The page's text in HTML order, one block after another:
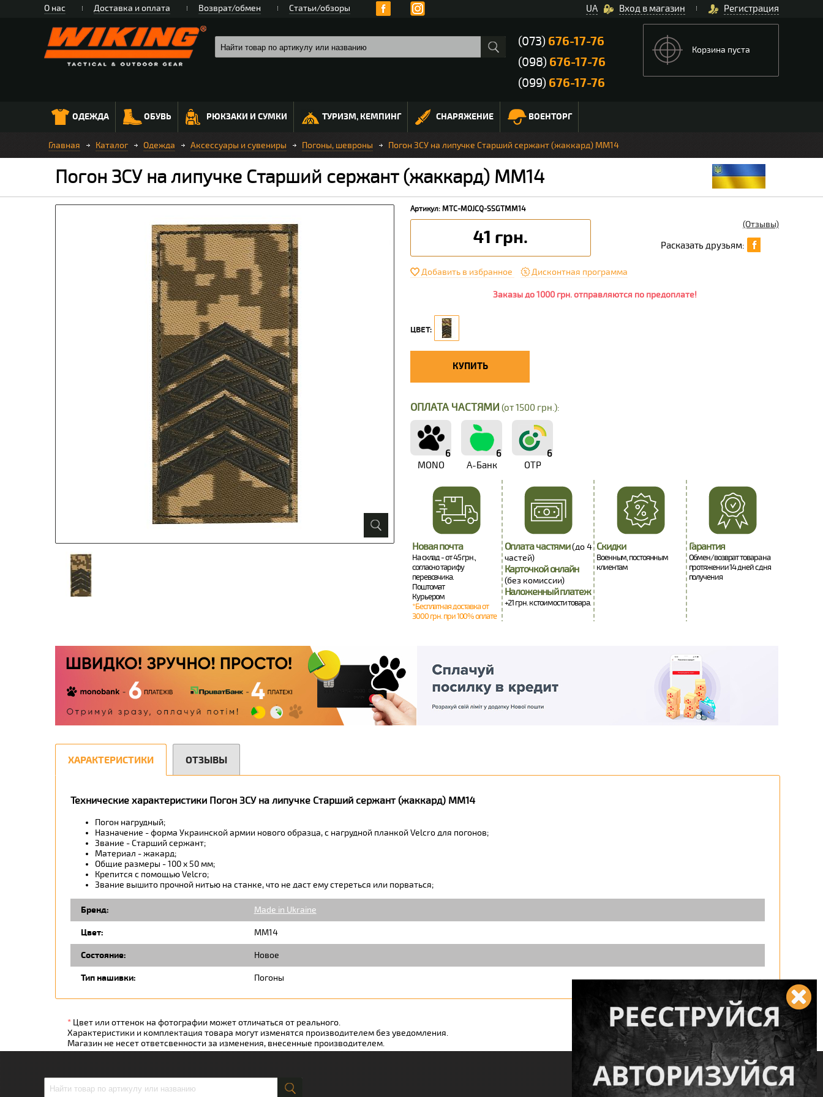
О нас Доставка и оплата Возврат/обмен Статьи/обзоры Вход в магазин Регистрация
UA
(073) 676-17-76
(098) 676-17-76
(099) 676-17-76
Корзина пуста
ОДЕЖДА ОБУВЬ РЮКЗАКИ И СУМКИ ТУРИЗМ, КЕМПИНГ СНАРЯЖЕНИЕ ВОЕНТОРГ
Главная Каталог Одежда Аксессуары и сувениры Погоны, шевроны Погон ЗСУ на липучке Старший сержант (жаккард) MM14
Погон ЗСУ на липучке Старший сержант (жаккард) MM14
Артикул: MTC-MOJCQ-SSGTMM14
41 грн.
(Отзывы)
Расказать друзьям:
Добавить в избранное Дисконтная программа
Заказы до 1000 грн. отправляются по предоплате!
ЦВЕТ:
КУПИТЬ
ОПЛАТА ЧАСТЯМИ (от 1500 грн.):
6
MONO
6
А-Банк
6
OTP
Новая почта
На склад - от 45 грн.,
согласно тарифу
перевозчика.
Поштомат
Курьером
*Бесплатная доставка от
3000 грн. при 100% оплате
Оплата частями(до 4
частей)
Карточкой онлайн
(без комиссии)
Наложенный платеж
+21 грн. к стоимости товара.
Скидки
Военным, постоянным
клиентам
Гарантия
Обмен/возврат товара на
протяжении 14 дней с дня
получения
ХАРАКТЕРИСТИКИ
Технические характеристики Погон ЗСУ на липучке Старший сержант (жаккард) MM14
Погон нагрудный;
Назначение - форма Украинской армии нового образца, с нагрудной планкой Velcro для погонов;
Звание - Старший сержант;
Материал - жакард;
Общие размеры - 100 х 50 мм;
Крепится с помощью Velcro;
Звание вышито прочной нитью на станке, что не даст ему стереться или порваться;
Бренд: Made in Ukraine
Цвет: ММ14
Состояние: Новое
Тип нашивки: Погоны
ОТЗЫВЫ
* Цвет или оттенок на фотографии может отличаться от реального.
Характеристики и комплектация товара могут изменятся производителем без уведомления.
Магазин не несет ответсвенности за изменения, внесенные производителем.
Следите за нами: